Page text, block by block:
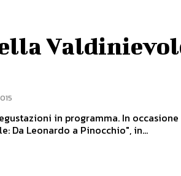
in programma. In occasione di
Da Leonardo a Pinocchio", in...